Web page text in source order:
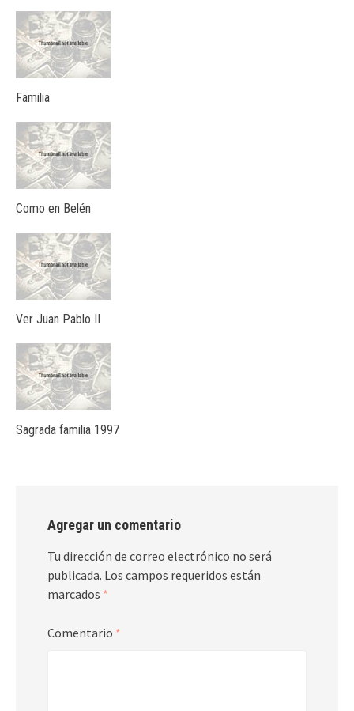
Familia
Como en Belén
Ver Juan Pablo II
Sagrada familia 1997
Agregar un comentario
Tu dirección de correo electrónico no será
publicada. Los campos requeridos están
marcados *
Comentario *